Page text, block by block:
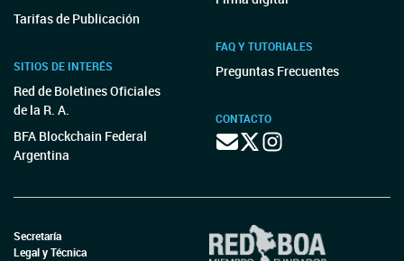
Tarifas de Publicación
SITIOS DE INTERÉS
Red de Boletines Oficiales
de la R. A.
BFA Blockchain Federal
Argentina
FAQ Y TUTORIALES
Preguntas Frecuentes
CONTACTO
Secretaría
Legal y Técnica